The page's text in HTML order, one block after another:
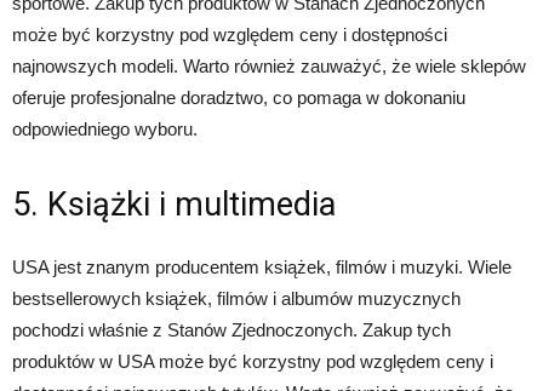
może być korzystny pod względem ceny i dostępności
najnowszych modeli. Warto również zauważyć, że wiele sklepów
oferuje profesjonalne doradztwo, co pomaga w dokonaniu
odpowiedniego wyboru.
5. Książki i multimedia
USA jest znanym producentem książek, filmów i muzyki. Wiele
bestsellerowych książek, filmów i albumów muzycznych
pochodzi właśnie z Stanów Zjednoczonych. Zakup tych
produktów w USA może być korzystny pod względem ceny i